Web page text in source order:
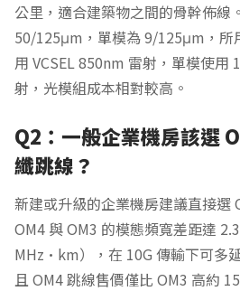
公里，適合建築物之間的骨幹佈線
50/125μm，單模為 9/125μm，所
用 VCSEL 850nm 雷射，單模使用
射，光模組成本相對較高。
Q2：一般企業機房該選
纖跳線？
新建或升級的企業機房建議直接選
OM4 與 OM3 的模態頻寬差距達
MHz·km），在 10G 傳輸下可多
且 OM4 跳線售價僅比 OM3 高約